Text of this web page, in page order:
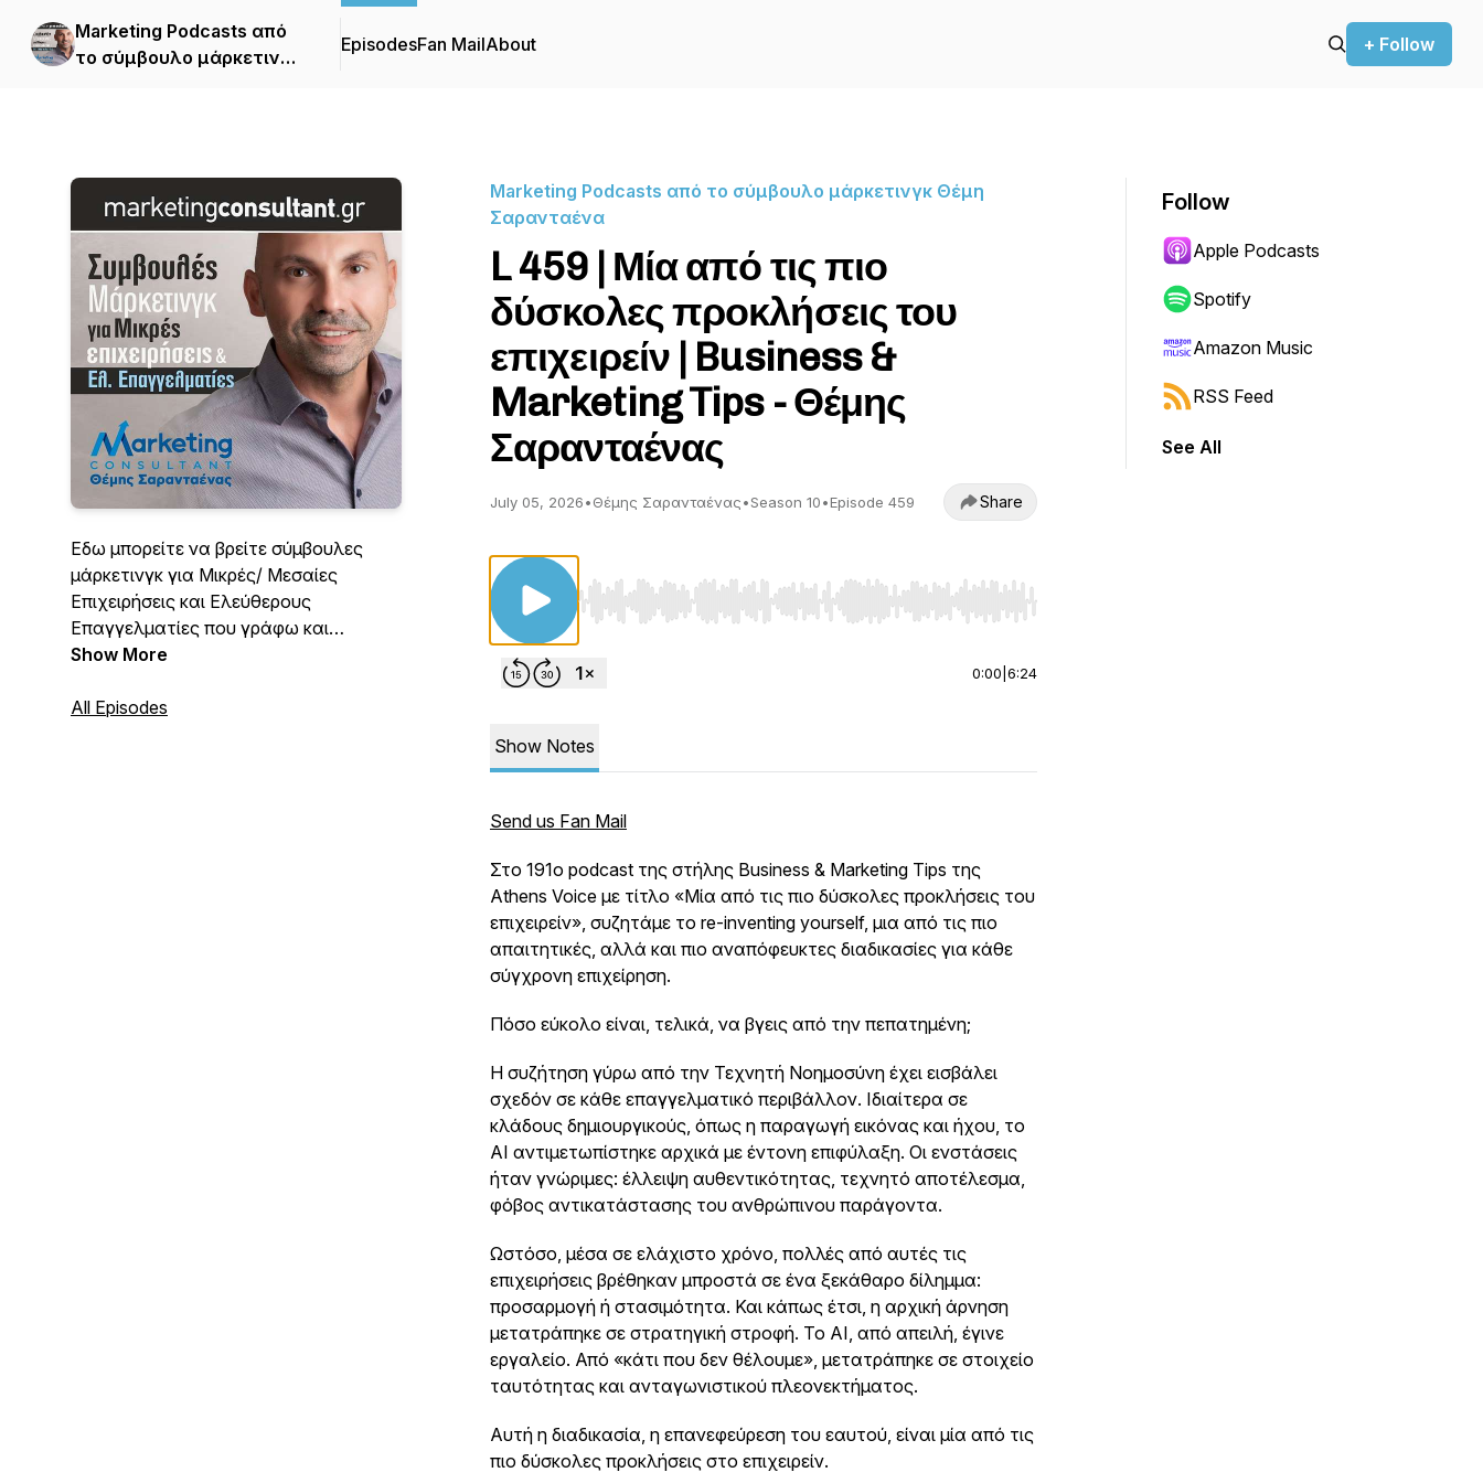
Marketing Podcasts από
το σύμβουλο μάρκετινγκ
EpisodesFan MailAbout + Follow
Εδω μπορείτε να βρείτε σύμβουλες
μάρκετινγκ για Μικρές/ Μεσαίες
Επιχειρήσεις και Ελεύθερους
Επαγγελματίες που γράφω και
ηχογραφώ για εσάς. Μπορείτε να
κινητό σας το ΔΩΡΕΑΝ application
Show More
All Episodes
Marketing Podcasts από το σύμβουλο μάρκετινγκ Θέμη
Σαρανταένα
L 459 | Μία από τις πιο
δύσκολες προκλήσεις του
επιχειρείν | Business &
Marketing Tips - Θέμης
Σαρανταένας
July 05, 2026•Θέμης Σαρανταένας•Season 10•Episode 459 Share
Use Left/Right to seek, Home/End to jump to start or end. Hold shift to jump forward or backward.
0:00 6:24
Show Notes
Send us Fan Mail
Στο 191ο podcast της στήλης Business & Marketing Tips της
Athens Voice με τίτλο «Μία από τις πιο δύσκολες προκλήσεις του
επιχειρείν», συζητάμε το re-inventing yourself, μια από τις πιο
απαιτητικές, αλλά και πιο αναπόφευκτες διαδικασίες για κάθε
σύγχρονη επιχείρηση.
Πόσο εύκολο είναι, τελικά, να βγεις από την πεπατημένη;
Η συζήτηση γύρω από την Τεχνητή Νοημοσύνη έχει εισβάλει
σχεδόν σε κάθε επαγγελματικό περιβάλλον. Ιδιαίτερα σε
κλάδους δημιουργικούς, όπως η παραγωγή εικόνας και ήχου, το
AI αντιμετωπίστηκε αρχικά με έντονη επιφύλαξη. Οι ενστάσεις
ήταν γνώριμες: έλλειψη αυθεντικότητας, τεχνητό αποτέλεσμα,
φόβος αντικατάστασης του ανθρώπινου παράγοντα.
Ωστόσο, μέσα σε ελάχιστο χρόνο, πολλές από αυτές τις
επιχειρήσεις βρέθηκαν μπροστά σε ένα ξεκάθαρο δίλημμα:
προσαρμογή ή στασιμότητα. Και κάπως έτσι, η αρχική άρνηση
μετατράπηκε σε στρατηγική στροφή. Το AI, από απειλή, έγινε
εργαλείο. Από «κάτι που δεν θέλουμε», μετατράπηκε σε στοιχείο
ταυτότητας και ανταγωνιστικού πλεονεκτήματος.
Αυτή η διαδικασία, η επανεφεύρεση του εαυτού, είναι μία από τις
πιο δύσκολες προκλήσεις στο επιχειρείν.
Follow
Apple Podcasts
Spotify
Amazon Music
RSS Feed
See All